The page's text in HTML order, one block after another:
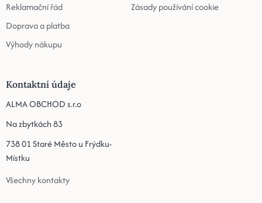
Reklamační řád
Doprava a platba
Výhody nákupu
Zásady používání cookie
Kontaktní údaje
ALMA OBCHOD s.r.o
Na zbytkách 83
738 01 Staré Město u Frýdku-
Místku
Všechny kontakty